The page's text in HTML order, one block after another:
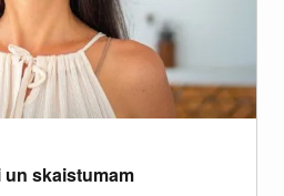
skaistumam